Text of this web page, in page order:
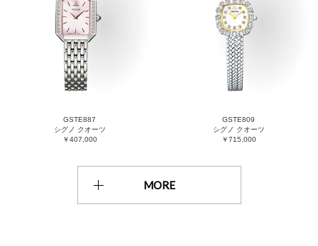
GSTE887
シグノ クオーツ
￥407,000
GSTE809
シグノ クオーツ
￥715,000
MORE